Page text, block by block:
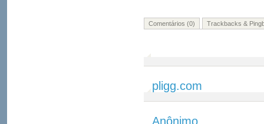
Comentários (0) Trackbacks &
pligg.com
Anônimo